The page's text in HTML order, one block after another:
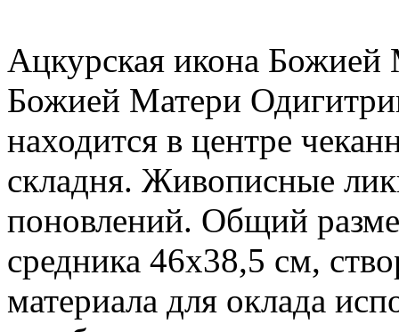
Ацкурская икона Божией
Божией Матери
находится в центре
складня. Живописные
поновлений. Общий
средника 46х38,5 см,
материала для оклада